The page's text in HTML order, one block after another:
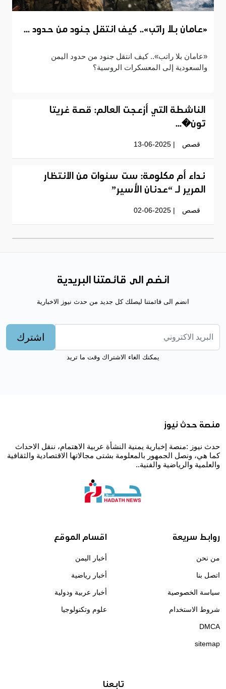
«عامان بلا راتب».. كيف انتقل جنود من حدود ...
«عامان بلا راتب».. كيف انتقل جنود من حدود اليمن
والسعودية إلى المعسكرات الروسية؟
الناشطة التي أزعجت العالم: قصة غريتا
تون�...
قصص | 13-06-2025
نداء أم مكلومة: ست سنوات من الانتظار
المرير لـ “عدنان الأسير”
قصص | 02-06-2025
انضم الى قائمتنا البريدية
انضم الى قائمتنا ليصلك كل جديد من حدث نيوز الاخبارية
اشترك
يمكنك الغاء الاشتراك وقت ما تريد
منصة حدث نيوز
حدث نيوز :منصة إخبارية يمنية النشأة عربية الاهتمام، ننقل الاحداث
كما هي، ونصل الجمهور بالمعلومة بشتى مجالاتها الاقتصادية والثقافية
والعلمية والرياضية والفنية..
روابط سريعة
من نحن
اتصل بنا
سياسة الخصوصية
شروط الاستخدام
DMCA
sitemap
اقسام الموقع
أخبار اليمن
أخبار رياضية
أخبار عربية ودولية
علوم وتكنولوجيا
تابعنا